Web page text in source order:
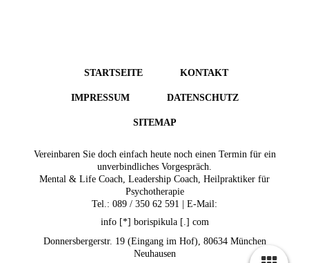
STARTSEITE KONTAKT
IMPRESSUM DATENSCHUTZ
SITEMAP
Vereinbaren Sie doch einfach heute noch einen Termin für ein
unverbindliches Vorgespräch.
Mental & Life Coach, Leadership Coach, Heilpraktiker für
Psychotherapie
Tel.: 089 / 350 62 591 | E-Mail:
info [*] borispikula [.] com
Donnersbergerstr. 19 (Eingang im Hof), 80634 München
Neuhausen